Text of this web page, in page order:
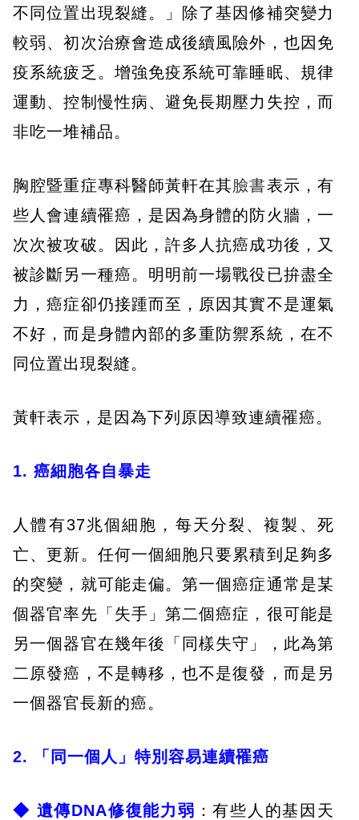
不同位置出現裂縫。」除了基因修補突變力
較弱、初次治療會造成後續風險外，也因免
疫系統疲乏。增強免疫系統可靠睡眠、規律
運動、控制慢性病、避免長期壓力失控，而
非吃一堆補品。
胸腔暨重症專科醫師黃軒在其臉書表示，有
些人會連續罹癌，是因為身體的防火牆，一
次次被攻破。因此，許多人抗癌成功後，又
被診斷另一種癌。明明前一場戰役已拚盡全
力，癌症卻仍接踵而至，原因其實不是運氣
不好，而是身體內部的多重防禦系統，在不
同位置出現裂縫。
黃軒表示，是因為下列原因導致連續罹癌。
1. 癌細胞各自暴走
人體有37兆個細胞，每天分裂、複製、死
亡、更新。任何一個細胞只要累積到足夠多
的突變，就可能走偏。第一個癌症通常是某
個器官率先「失手」第二個癌症，很可能是
另一個器官在幾年後「同樣失守」，此為第
二原發癌，不是轉移，也不是復發，而是另
一個器官長新的癌。
2. 「同一個人」特別容易連續罹癌
◆ 遺傳DNA修復能力弱 ：有些人的基因天